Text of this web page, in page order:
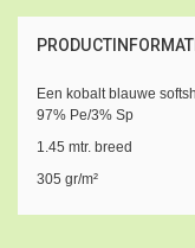
Een kobalt blauwe
97% Pe/3% Sp
1.45 mtr. breed
305 gr/m²